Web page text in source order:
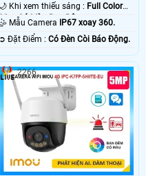
🌙 Khi xem thiếu sáng : Full Color
30m Có Màu Ban Ðêm.
🤹 Mẫu Camera
IP67 xoay 360.
️➲ Đặt Điểm :Có Ðèn Còi Báo Động.
2266